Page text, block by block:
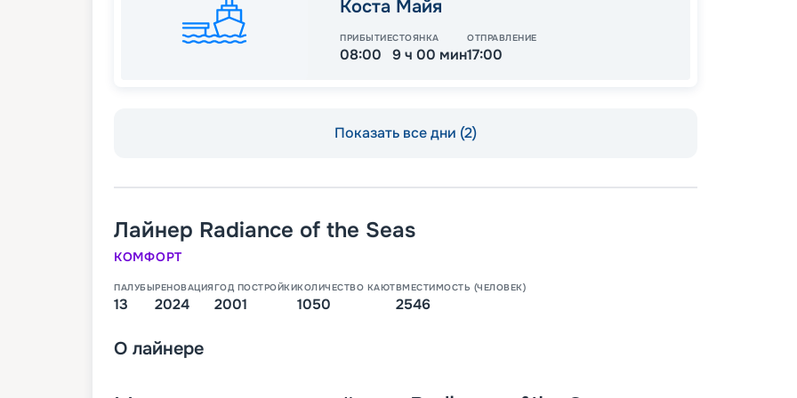
Коста Майя
ПРИБЫТИЕ
08:00
СТОЯНКА
9 ч 00 мин
ОТПРАВЛЕНИЕ
17:00
Показать все дни (2)
Лайнер Radiance of the Seas
КОМФОРТ
ПАЛУБЫ
13
РЕНОВАЦИЯ
2024
ГОД ПОСТРОЙКИ
2001
КОЛИЧЕСТВО КАЮТ
1050
ВМЕСТИМОСТЬ (ЧЕЛОВЕК)
2546
О лайнере